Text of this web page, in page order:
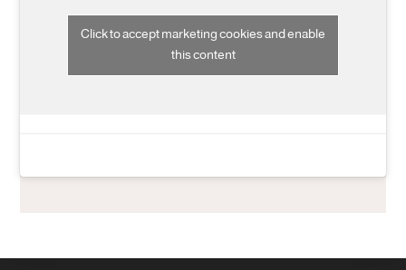
Click to accept marketing cookies and enable
this content